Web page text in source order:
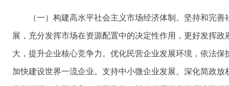
（一）构建高水平社会主义市场经济体制。坚持和完
展，充分发挥市场在资源配置中的决定性作用，更好发挥
大，提升企业核心竞争力。优化民营企业发展环境，依法
加快建设世界一流企业。支持中小微企业发展。深化简政